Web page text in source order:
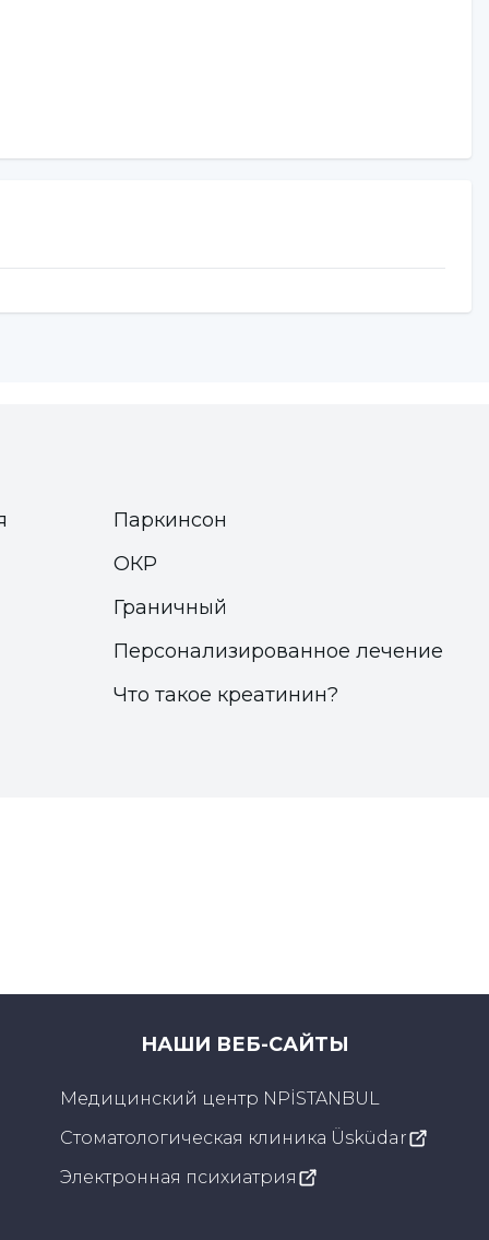
Паркинсон
ОКР
Граничный
Персонализированное лечение
Что такое креатинин?
НАШИ ВЕБ-САЙТЫ
Медицинский центр NPİSTANBUL
Стоматологическая клиника Üsküdar
Электронная психиатрия